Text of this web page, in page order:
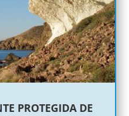
PROTEGIDA DE